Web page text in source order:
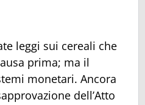
leggi sui cereali che
prima; ma il
monetari. Ancora
dell’Atto